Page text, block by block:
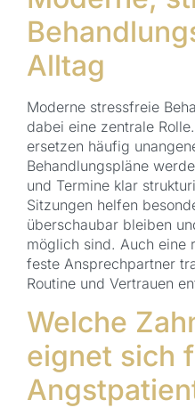
Alltag
Moderne stressfreie
dabei eine zentrale
ersetzen häufig
Behandlungspläne
und Termine klar
Sitzungen helfen
überschaubar bleiben
möglich sind. Auch eine
feste Ansprechpartner
Routine und Vertrauen
Welche
eignet sich